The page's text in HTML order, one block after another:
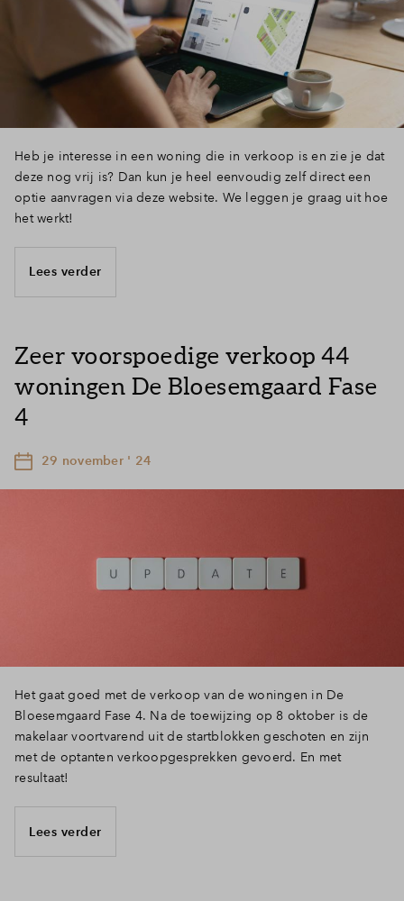
Heb je interesse in een woning die in verkoop is en zie je dat
deze nog vrij is? Dan kun je heel eenvoudig zelf direct een
optie aanvragen via deze website. We leggen je graag uit hoe
het werkt!
Lees verder
Zeer voorspoedige verkoop 44
woningen De Bloesemgaard Fase
4
29 november ' 24
Het gaat goed met de verkoop van de woningen in De
Bloesemgaard Fase 4. Na de toewijzing op 8 oktober is de
makelaar voortvarend uit de startblokken geschoten en zijn
met de optanten verkoopgesprekken gevoerd. En met
resultaat!
Lees verder